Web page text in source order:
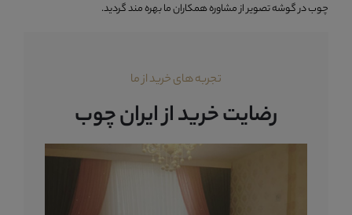
چوب در گوشه تصویر از مشاوره همکاران ما بهره مند گردید.
تجربه های خرید از ما
رضایت خرید از ایران چوب